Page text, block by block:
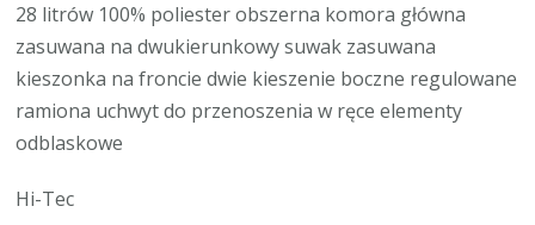
28 litrów 100% poliester obszerna komora główna
zasuwana na dwukierunkowy suwak zasuwana
kieszonka na froncie dwie kieszenie boczne regulowane
ramiona uchwyt do przenoszenia w ręce elementy
odblaskowe
Hi-Tec